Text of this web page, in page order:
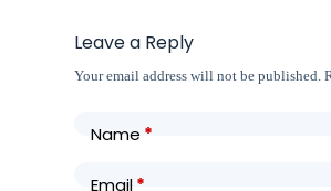
Leave a Reply
Your email address will not be published.
Name*
Email*